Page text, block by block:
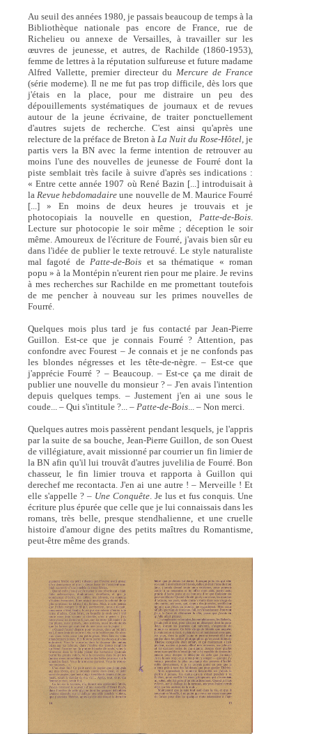
Au seuil des années 1980, je passais beaucoup de temps à la
Bibliothèque nationale pas encore de France, rue de
Richelieu ou annexe de Versailles, à travailler sur les
œuvres de jeunesse, et autres, de Rachilde (1860-1953),
femme de lettres à la réputation sulfureuse et future madame
Alfred Vallette, premier directeur du Mercure de France
(série moderne). Il ne me fut pas trop difficile, dès lors que
j'étais en la place, pour me distraire un peu des
dépouillements systématiques de journaux et de revues
autour de la jeune écrivaine, de traiter ponctuellement
d'autres sujets de recherche. C'est ainsi qu'après une
relecture de la préface de Breton à La Nuit du Rose-Hôtel, je
partis vers la BN avec la ferme intention de retrouver au
moins l'une des nouvelles de jeunesse de Fourré dont la
piste semblait très facile à suivre d'après ses indications :
« Entre cette année 1907 où René Bazin [...] introduisait à
la Revue hebdomadaire une nouvelle de M. Maurice Fourré
[...] » En moins de deux heures je trouvais et je
photocopiais la nouvelle en question, Patte-de-Bois
Lecture sur photocopie le soir même ; déception le soir
même. Amoureux de l'écriture de Fourré, j'avais bien sûr eu
dans l'idée de publier le texte retrouvé. Le style naturaliste
mal fagoté de Patte-de-Bois et sa thématique « roman
popu » à la Montépin n'eurent rien pour me plaire. Je revins
à mes recherches sur Rachilde en me promettant toutefois
de me pencher à nouveau sur les primes nouvelles de
Fourré.
Quelques mois plus tard je fus contacté par Jean-Pierre
Guillon. Est-ce que je connais Fourré ? Attention, pas
confondre avec Fourest – Je connais et je ne confonds pas
les blondes négresses et les tête-de-nègre. – Est-ce que
j'apprécie Fourré ? – Beaucoup. – Est-ce ça me dirait de
publier une nouvelle du monsieur ? – J'en avais l'intention
depuis quelques temps. – Justement j'en ai une sous le
coude... – Qui s'intitule ?... – Patte-de-Bois... – Non merci.
Quelques autres mois passèrent pendant lesquels, je l'appris
par la suite de sa bouche, Jean-Pierre Guillon, de son Ouest
de villégiature, avait missionné par courrier un fin limier de
la BN afin qu'il lui trouvât d'autres juvelilia de Fourré. Bon
chasseur, le fin limier trouva et rapporta à Guillon qui
derechef me recontacta. J'en ai une autre ! – Merveille ! Et
elle s'appelle ? – Une Conquête . Je lus et fus conquis. Une
écriture plus épurée que celle que je lui connaissais dans les
romans, très belle, presque stendhalienne, et une cruelle
histoire d'amour digne des petits maîtres du Romantisme,
peut-être même des grands.